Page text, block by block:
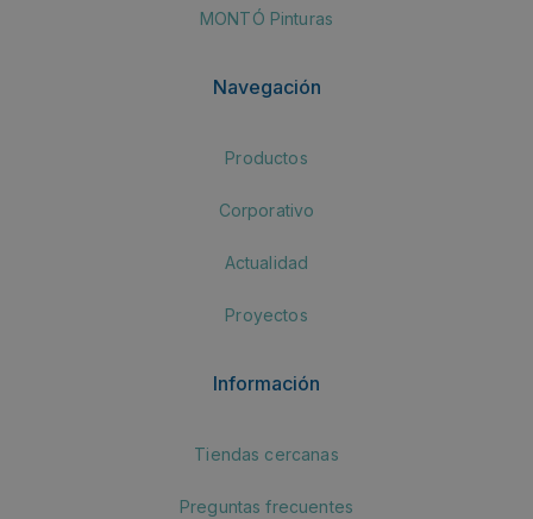
MONTÓ Pinturas
Navegación
Productos
Corporativo
Actualidad
Proyectos
Información
Tiendas cercanas
Preguntas frecuentes